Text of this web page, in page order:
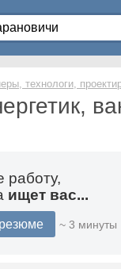
технологи,
работу,
ищет вас...
~ 3 минуты